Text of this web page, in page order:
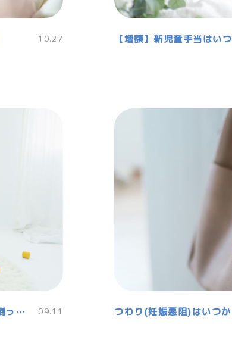
10.27 【増額】新児童手当はい
018サポート東京だけ給付？期間は？申請方法が面倒って本当？ 09.11